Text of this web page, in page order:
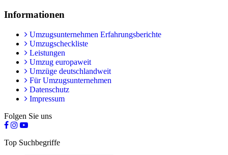
Informationen
Umzugsunternehmen Erfahrungsberichte
Umzugscheckliste
Leistungen
Umzug europaweit
Umzüge deutschlandweit
Für Umzugsunternehmen
Datenschutz
Impressum
Folgen Sie uns
Top Suchbegriffe